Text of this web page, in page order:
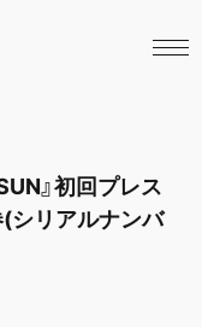
』初回プレス
シリアルナンバ